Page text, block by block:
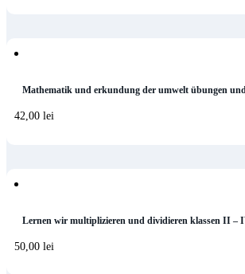
Mathematik und erkundung der umwelt übungen
42,00 lei
Lernen wir multiplizieren und dividieren klassen II –
50,00 lei